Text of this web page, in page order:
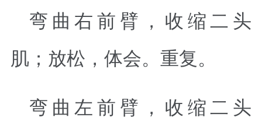
弯曲右前臂，收缩二头
肌；放松，体会。重复。
弯曲左前臂，收缩二头